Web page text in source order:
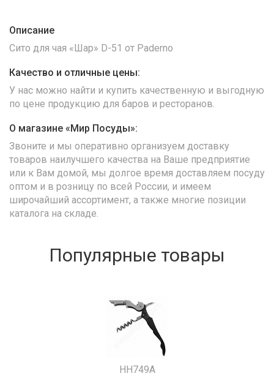
Описание
Сито для чая «Шар» D-51 от Paderno
Качество и отличные цены:
У нас можно найти и купить качественную и выгодную
по цене продукцию для баров и ресторанов.
О магазине «Мир Посуды»:
Звоните и мы оперативно организуем доставку
товаров наилучшего качества на Ваше предприятие
или к Вам домой, мы долгое время доставляем посуду
оптом и в розницу по всей России, и имеем
широчайший ассортимент, а также многие позиции
каталога на складе.
Популярные товары
HH749A